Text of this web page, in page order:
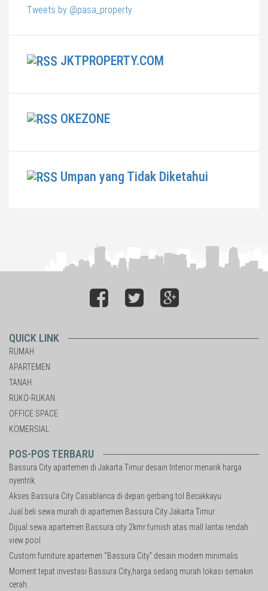
Tweets by @pasa_property
JKTPROPERTY.COM
OKEZONE
Umpan yang Tidak Diketahui
QUICK LINK
RUMAH
APARTEMEN
TANAH
RUKO-RUKAN
OFFICE SPACE
KOMERSIAL
POS-POS TERBARU
Bassura City apartemen di Jakarta Timur desain Interior menarik harga
nyentrik.
Akses Bassura City Casablanca di depan gerbang tol Becakkayu
Jual beli sewa murah di apartemen Bassura City Jakarta Timur
Dijual sewa apartemen Bassura city 2kmr furnish atas mall lantai rendah
view pool
Custom furniture apartemen “Bassura City” desain modern minimalis
Moment tepat investasi Bassura City,harga sedang murah lokasi semakin
cerah..